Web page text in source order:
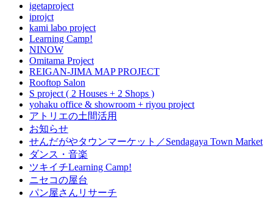
igetaproject
iprojct
kami labo project
Learning Camp!
NINOW
Omitama Project
REIGAN-JIMA MAP PROJECT
Rooftop Salon
S project ( 2 Houses + 2 Shops )
yohaku office & showroom + riyou project
アトリエの土間活用
お知らせ
せんだがやタウンマーケット／Sendagaya Town Market
ダンス・音楽
ツキイチLearning Camp!
ニセコの屋台
パン屋さんリサーチ